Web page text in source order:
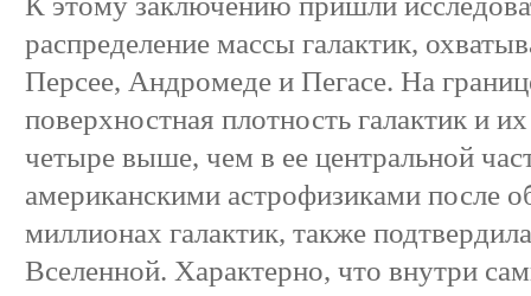
распределение массы галактик,
Персее, Андромеде и Пегасе. На
поверхностная плотность галактик и
четыре выше, чем в ее центральной
американскими астрофизиками после
миллионах галактик, также
Вселенной. Характерно, что внутри